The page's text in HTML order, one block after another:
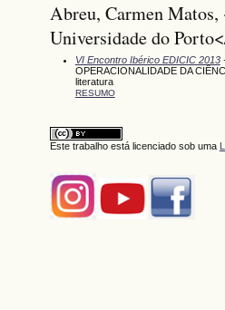
Abreu, Carmen
Universidade do
VI Encontro Ibérico EDICIC 2013-
OPERACIONALIDADE DA
literatura
RESUMO
Este trabalho está licenciado sob uma